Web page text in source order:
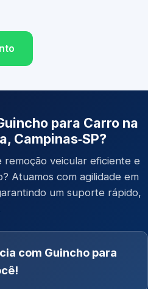
para Carro na
Campinas‑SP?
remoção veicular eficiente e
Atuamos com agilidade em
um suporte rápido,
com Guincho para